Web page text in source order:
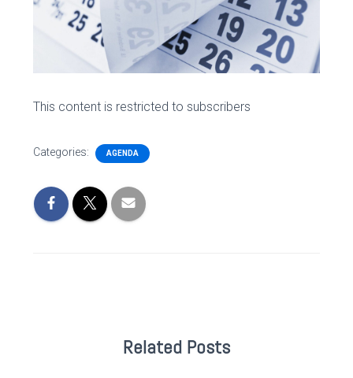
This content is restricted to subscribers
Categories: AGENDA
Related Posts